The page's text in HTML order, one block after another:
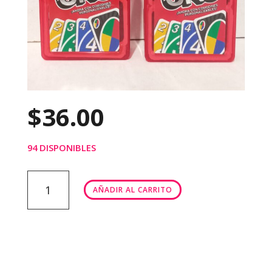
$36.00
94 DISPONIBLES
ESTUCHE
cantidad
AÑADIR AL CARRITO